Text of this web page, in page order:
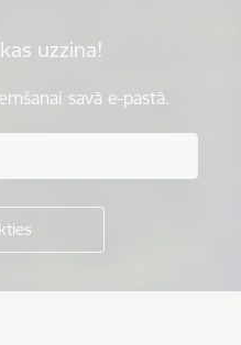
uzzina!
savā e-pastā.